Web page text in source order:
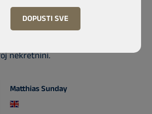
prodajnog predstavnika da biste
nekretnini.
Matthias Sunday
DOPUSTI SVE